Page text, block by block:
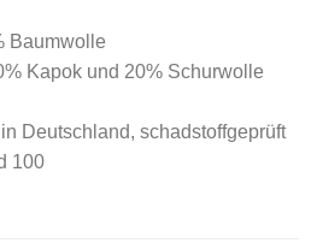
Baumwolle
Kapok und 20% Schurwolle
Deutschland, schadstoffgeprüft
100